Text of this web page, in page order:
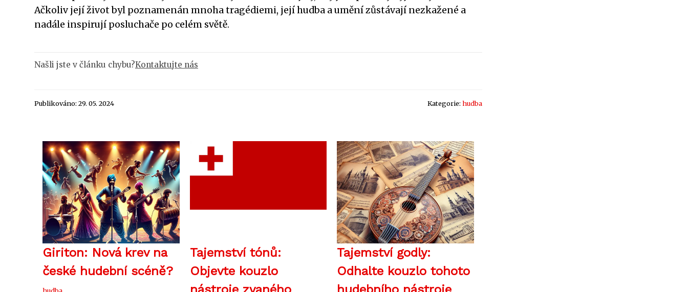
Ačkoliv její život byl poznamenán mnoha tragédiemi, její hudba a umění zůstávají nezkažené a
nadále inspirují posluchače po celém světě.
Našli jste v článku chybu?Kontaktujte nás
Publikováno: 29. 05. 2024 Kategorie: hudba
Giriton: Nová krev na
české hudební scéně?
hudba
Tajemství tónů:
Objevte kouzlo
Tajemství godly:
Odhalte kouzlo tohoto